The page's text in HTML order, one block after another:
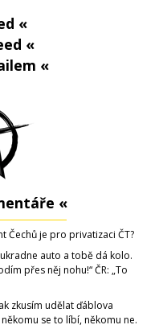
«
«
«
«
Čechů je pro privatizaci ČT?
auto a tobě dá kolo.
přes něj nohu!“ ČR: „To
zkusím udělat ďáblova
se to líbí, někomu ne.